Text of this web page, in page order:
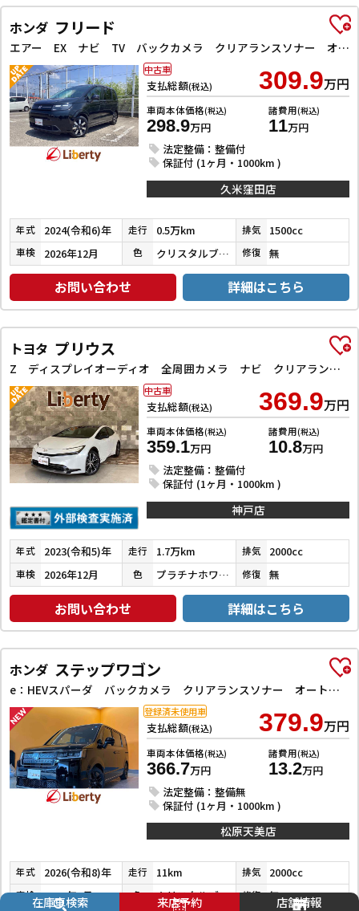
ホンダ フリード
エアー EX ナビ TV バックカメラ クリアランスソナー オートクルーズコントロール レーンアシスト 衝突被害軽減システム 両側電動スライドドア オートライト LEDヘッドランプ スマートキー
支払総額(税込) 309.9万円
車両本体価格(税込)
298.9万円
諸費用(税込)
11万円
法定整備：整備付
保証付 (1ヶ月・1000km )
中古車
久米窪田店
年式 2024(令和6)年 走行 0.5万km 排気 1500cc
車検 2026年12月 色 クリスタルブラックパール 修復 無
お問い合わせ 詳細はこちら
トヨタ プリウス
Z ディスプレイオーディオ 全周囲カメラ ナビ クリアランスソナー オートクルーズコントロール レーンアシスト パークアシスト 衝突被害軽減システム アルミホイール オートマチックハイビーム オートライト
支払総額(税込) 369.9万円
車両本体価格(税込)
359.1万円
諸費用(税込)
10.8万円
法定整備：整備付
保証付 (1ヶ月・1000km )
中古車
神戸店
年式 2023(令和5)年 走行 1.7万km 排気 2000cc
車検 2026年12月 色 プラチナホワイトパールマイカ 修復 無
お問い合わせ 詳細はこちら
ホンダ ステップワゴン
e：HEVスパーダ バックカメラ クリアランスソナー オートクルーズコントロール レーンアシスト 衝突被害軽減システム 両側電動スライドドア オートライト LEDヘッドランプ スマートキー 電動格納ミラー シートヒーター
支払総額(税込) 379.9万円
車両本体価格(税込)
366.7万円
諸費用(税込)
13.2万円
法定整備：整備無
保証付 (1ヶ月・1000km )
登録済未使用車
松原天美店
年式 2026(令和8)年 走行 11km 排気 2000cc
車検 2029年7月 色 クリスタルブラックパール 修復 無
在庫車検索 来店予約 店舗情報